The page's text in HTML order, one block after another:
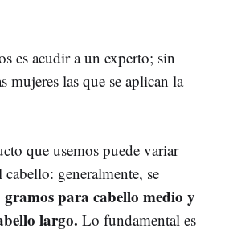
es acudir a un experto; sin
mujeres las que se aplican la
que usemos puede variar
generalmente, se
gramos para cabello medio y
largo. Lo fundamental es